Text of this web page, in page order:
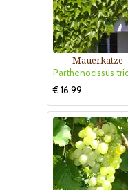
Mauerkatze
€ 16,99